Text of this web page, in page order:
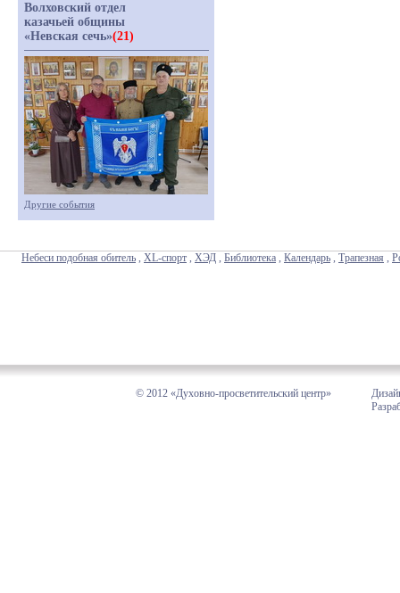
Волховский отдел
казачьей общины
«Невская сечь»(21)
Другие события
Небеси подобная обитель , XL-спорт , ХЭД , Библиотека , Календарь , Трапезная ,
© 2012 «Духовно-просветительский центр»